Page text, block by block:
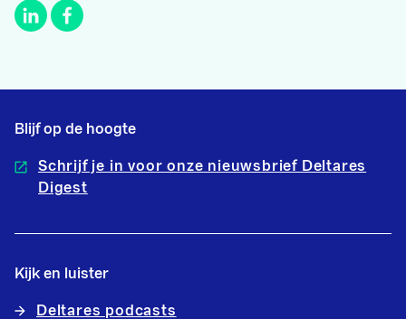
Blijf op de hoogte
Schrijf je in voor onze nieuwsbrief Deltares
Digest
Kijk en luister
Deltares podcasts